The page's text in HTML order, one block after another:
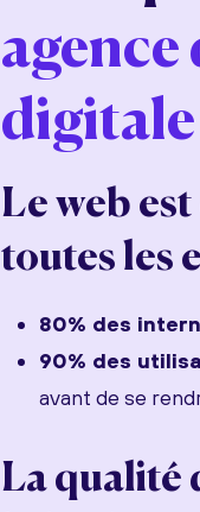
digitale
Le web
toutes les
80% des
90% des
avant de se
La qualité